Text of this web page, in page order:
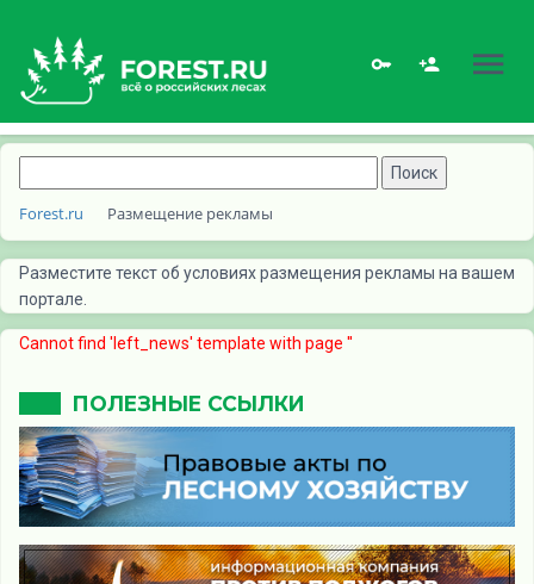
Forest.ru Размещение рекламы
Разместите текст об условиях размещения рекламы на вашем
портале.
Cannot find 'left_news' template with page ''
ПОЛЕЗНЫЕ ССЫЛКИ